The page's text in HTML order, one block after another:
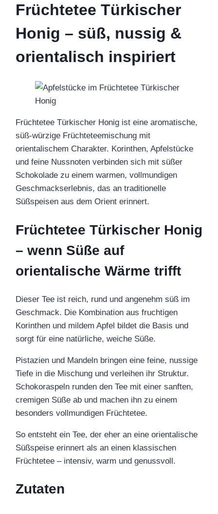
Früchtetee Türkischer
Honig – süß, nussig &
orientalisch inspiriert
Früchtetee Türkischer Honig ist eine aromatische,
süß-würzige Früchteteemischung mit
orientalischem Charakter. Korinthen, Apfelstücke
und feine Nussnoten verbinden sich mit süßer
Schokolade zu einem warmen, vollmundigen
Geschmackserlebnis, das an traditionelle
Süßspeisen aus dem Orient erinnert.
Früchtetee Türkischer Honig
– wenn Süße auf
orientalische Wärme trifft
Dieser Tee ist reich, rund und angenehm süß im
Geschmack. Die Kombination aus fruchtigen
Korinthen und mildem Apfel bildet die Basis und
sorgt für eine natürliche, weiche Süße.
Pistazien und Mandeln bringen eine feine, nussige
Tiefe in die Mischung und verleihen ihr Struktur.
Schokoraspeln runden den Tee mit einer sanften,
cremigen Süße ab und machen ihn zu einem
besonders vollmundigen Früchtetee.
So entsteht ein Tee, der eher an eine orientalische
Süßspeise erinnert als an einen klassischen
Früchtetee – intensiv, warm und genussvoll.
Zutaten